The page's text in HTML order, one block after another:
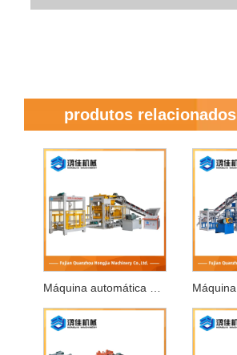
produtos relacionados